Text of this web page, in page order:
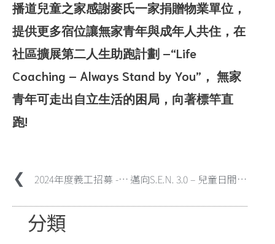
播道兒童之家感謝麥氏一家捐贈物業單位，
提供更多宿位讓無家青年與成年人共住，在
社區擴展第二人生助跑計劃 –“Life
Coaching – Always Stand by You”， 無家
青年可走出自立生活的困局，向著標竿直
跑!
邁向S.E.N. 3.0 – 兒童日間院護服務回顧與發展
2024年度義工招募 -「個人義工簡介會」
分類